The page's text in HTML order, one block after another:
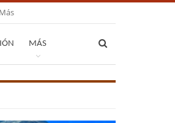
Más
MÁS